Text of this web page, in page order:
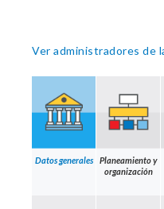
Ver administradores de
Datos generales
Planeamiento y
organización